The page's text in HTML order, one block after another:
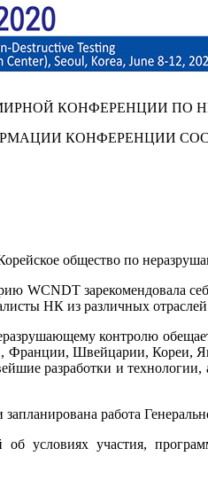
КОНФЕРЕНЦИИ ПО
КОНФЕРЕНЦИИ
общество по
WCNDT зарекомендовала
НК из различных
контролю
Франции, Швейцарии,
разработки и
работа
условиях участия,